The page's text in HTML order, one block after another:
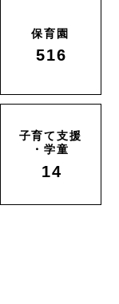
保育園
516
子育て支援
・学童
14